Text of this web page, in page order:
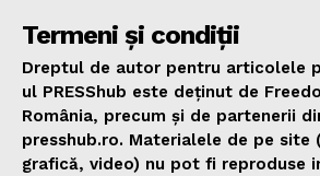
Termeni și condiții
Dreptul de autor pentru articolele
ul PRESShub este deținut de
România, precum și de partenerii
presshub.ro. Materialele de pe
grafică, video) nu pot fi reproduse